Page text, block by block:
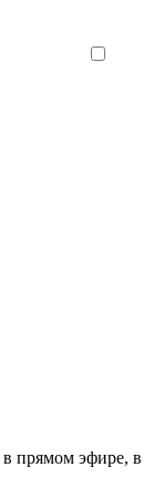
в прямом эфире, в